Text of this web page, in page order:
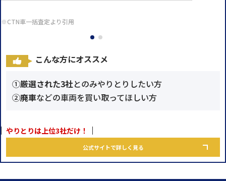
※CTN車一括査定より引用
こんな方にオススメ
①厳選された3社とのみやりとりしたい方
②廃車などの車両を買い取ってほしい方
やりとりは上位3社だけ！
公式サイトで詳しく見る